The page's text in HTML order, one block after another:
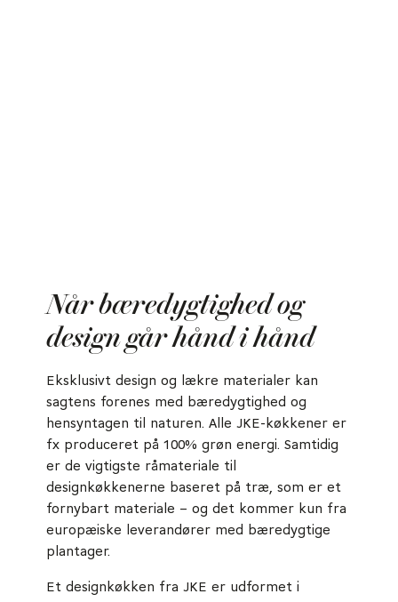
Når bæredygtighed og
design går hånd i hånd
Eksklusivt design og lækre materialer kan
sagtens forenes med bæredygtighed og
hensyntagen til naturen. Alle JKE-køkkener er
fx produceret på 100% grøn energi. Samtidig
er de vigtigste råmateriale til
designkøkkenerne baseret på træ, som er et
fornybart materiale – og det kommer kun fra
europæiske leverandører med bæredygtige
plantager.
Et designkøkken fra JKE er udformet i